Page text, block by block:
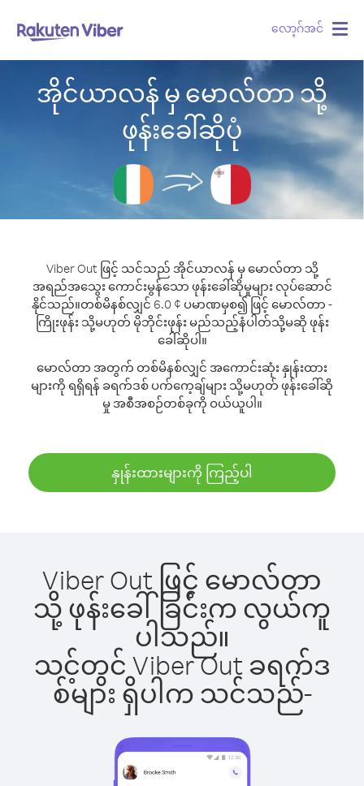
လော့ဂ်အင်
အိုင်ယာလန် မှ မောလ်တာ သို့
ဖုန်းခေါ်ဆိုပုံ
Viber Out ဖြင့် သင်သည် အိုင်ယာလန် မှ မောလ်တာ သို့
အရည်အသွေး ကောင်းမွန်သော ဖုန်းခေါ်ဆိုမှုများ လုပ်ဆောင်
နိုင်သည်။တစ်မိနစ်လျှင် 6.0 ¢ ပမာဏမှစ၍ ဖြင့် မောလ်တာ -
ကြိုးဖုန်း သို့မဟုတ် မိုဘိုင်းဖုန်း မည်သည့်နံပါတ်သို့မဆို ဖုန်း
ခေါ်ဆိုပါ။
မောလ်တာ အတွက် တစ်မိနစ်လျှင် အကောင်းဆုံး နှုန်းထား
များကို ရရှိရန် ခရက်ဒစ် ပက်ကေ့ချ်များ သို့မဟုတ် ဖုန်းခေါ်ဆို
မှု အစီအစဉ်တစ်ခုကို ဝယ်ယူပါ။
နှုန်းထားများကို ကြည့်ပါ
Viber Out ဖြင့် မောလ်တာ
သို့ ဖုန်းခေါ်ခြင်းက လွယ်ကူ
ပါသည်။
သင့်တွင် Viber Out ခရက်ဒ
စ်များ ရှိပါက သင်သည်-